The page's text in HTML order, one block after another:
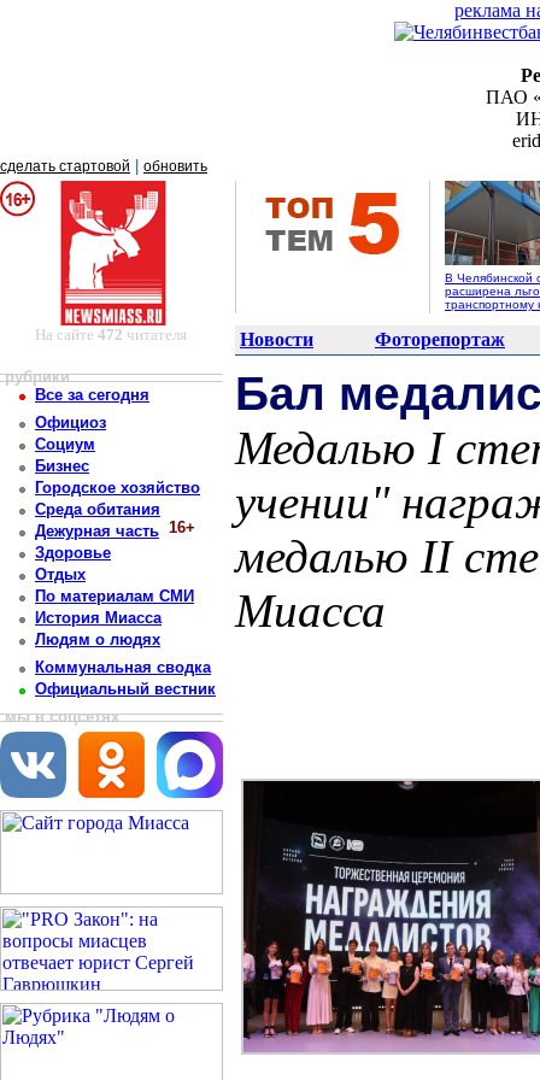
реклама
ПАО
сделать стартовой обновить
В Челябинской
расширена
транспортному
На сайте472 читателя Новости Фоторепортаж
рубрики
Все за сегодня
Официоз
Социум
Бизнес
Городское хозяйство
Среда обитания
Дежурная часть 16+
Здоровье
Отдых
По материалам СМИ
История Миасса
Людям о людях
Коммунальная сводка
Официальный вестник
мы в соцсетях
Бал
Медалью I
учении"
медалью II
Миасса